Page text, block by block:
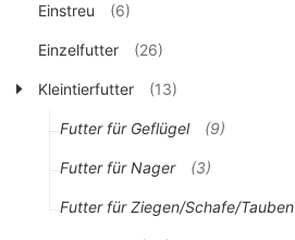
Einstreu (6)
Einzelfutter (26)
Kleintierfutter (13)
Futter für Geflügel (9)
Futter für Nager (3)
Futter für Ziegen/Schafe/Tauben